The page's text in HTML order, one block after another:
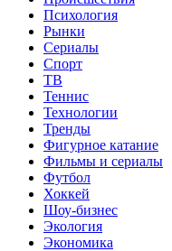
Психология
Рынки
Сериалы
Спорт
ТВ
Теннис
Технологии
Тренды
Фигурное катание
Фильмы и сериалы
Футбол
Хоккей
Шоу-бизнес
Экология
Экономика